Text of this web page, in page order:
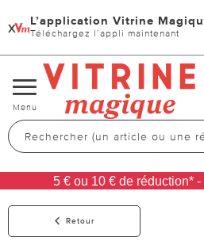
x L’application Vitrine
Téléchargez l’appli maintenant
Changer
de
navigation
Menu
5 € ou 10 € de réduction*
Retour